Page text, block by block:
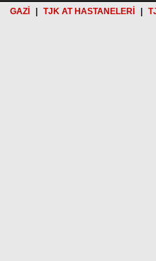
GAZİ TJK AT HASTANELERİ